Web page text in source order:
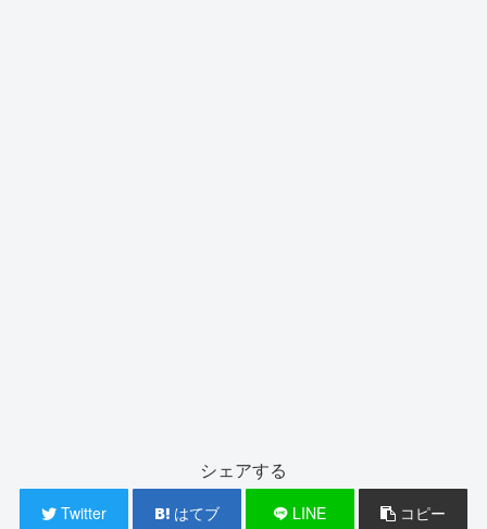
シェアする
Twitter はてブ LINE コピー